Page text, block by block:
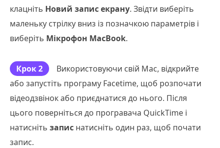
клацніть Новий запис екрану. Звідти виберіть
маленьку стрілку вниз із позначкою параметрів і
виберіть Мікрофон MacBook.
Крок 2
Використовуючи свій Mac, відкрийте
або запустіть програму Facetime, щоб розпочати
відеодзвінок або приєднатися до нього. Після
цього поверніться до програвача QuickTime і
натисніть запис натисніть один раз, щоб почати
запис.